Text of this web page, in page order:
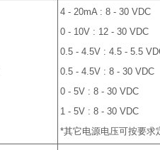
4 - 20mA : 8 - 30 VDC
0 - 10V : 12 - 30 VDC
0.5 - 4.5V : 4.5 - 5.5
0.5 - 4.5V : 8 - 30 VDC
0 - 5V : 8 - 30 VDC
1 - 5V : 8 - 30 VDC
*其它电源电压可按要求